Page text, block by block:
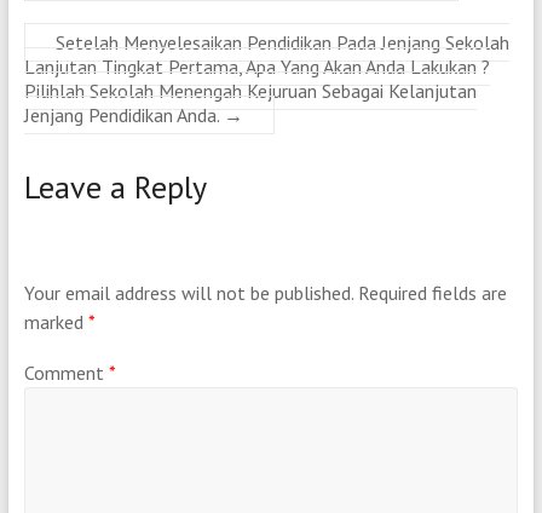
Setelah Menyelesaikan Pendidikan Pada Jenjang Sekolah
Lanjutan Tingkat Pertama, Apa Yang Akan Anda Lakukan ?
Pilihlah Sekolah Menengah Kejuruan Sebagai Kelanjutan
Jenjang Pendidikan Anda. →
Leave a Reply
Your email address will not be published. Required fields are
marked *
Comment *